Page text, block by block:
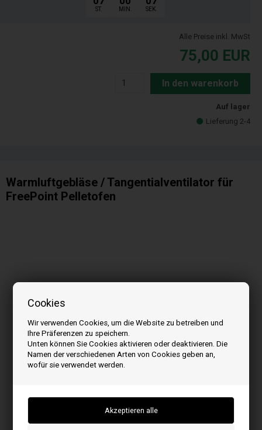
Cookies
Wir verwenden Cookies, um die Website zu betreiben und
Ihre Präferenzen zu speichern.
Unten können Sie Cookies aktivieren oder deaktivieren. Die
Namen der verschiedenen Arten von Cookies geben an,
wofür sie verwendet werden.
ST. MIN. SEK.
Alle Preise inkl. MwSt
75,00 EUR
In den warenkorb
Auf lager
Lieferung 2-4
Warmluftgebläse / Tangentialventilator für
FreePoint Pelletofen